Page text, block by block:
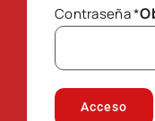
Contraseña*
Acceso